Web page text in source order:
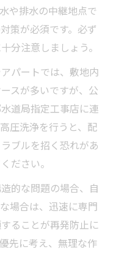
や排水の中継地点で
策が必須です。必ず
分注意しましょう。
パートでは、敷地内
スが多いですが、公
道局指定工事店に連
圧洗浄を行うと、配
ブルを招く恐れがあ
ださい。
的な問題の場合、自
場合は、迅速に専門
ることが再発防止に
先に考え、無理な作